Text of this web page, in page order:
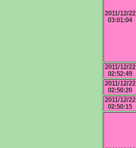
2011/12/22
03:01:04
2011/12/22
02:52:49
2011/12/22
02:50:20
2011/12/22
02:50:15